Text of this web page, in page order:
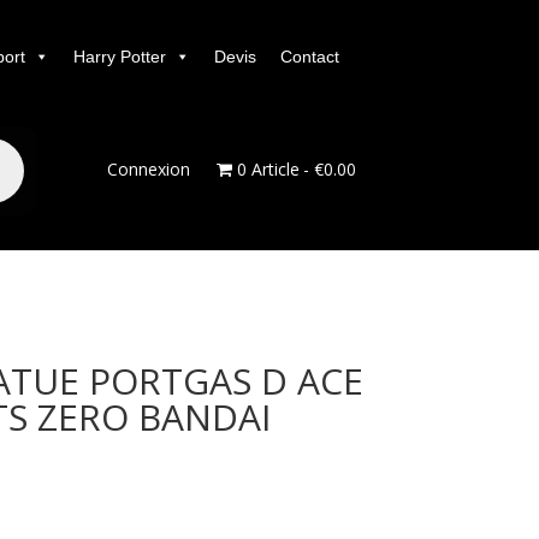
Harry Potter Devis Contact
Connexion 0 Article €0.00
PORTGAS D ACE
ZERO BANDAI